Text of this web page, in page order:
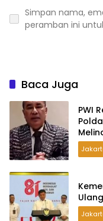
Simpan nama,
peramban ini
Baca Juga
PWI